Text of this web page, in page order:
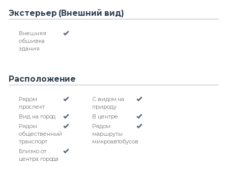
Экстерьер (Внешний вид)
Внешняя
обшивка
здания
Расположение
Рядом
проспект
С видом на
природу
Вид на город
В центре
Рядом
общественный
транспорт
Рядом
маршруты
микроавтобусов
Близко от
центра города